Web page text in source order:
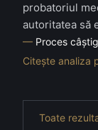
probatoriul
autoritatea să
Proces
Citește analiza
Toate